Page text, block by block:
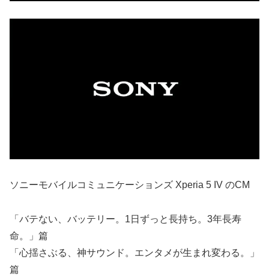
ソニーモバイルコミュニケーションズ Xperia 5 IV のCM
「バテない、バッテリー。1日ずっと長持ち。3年長寿
命。」篇
「心揺さぶる、神サウンド。エンタメが生まれ変わる。」
篇